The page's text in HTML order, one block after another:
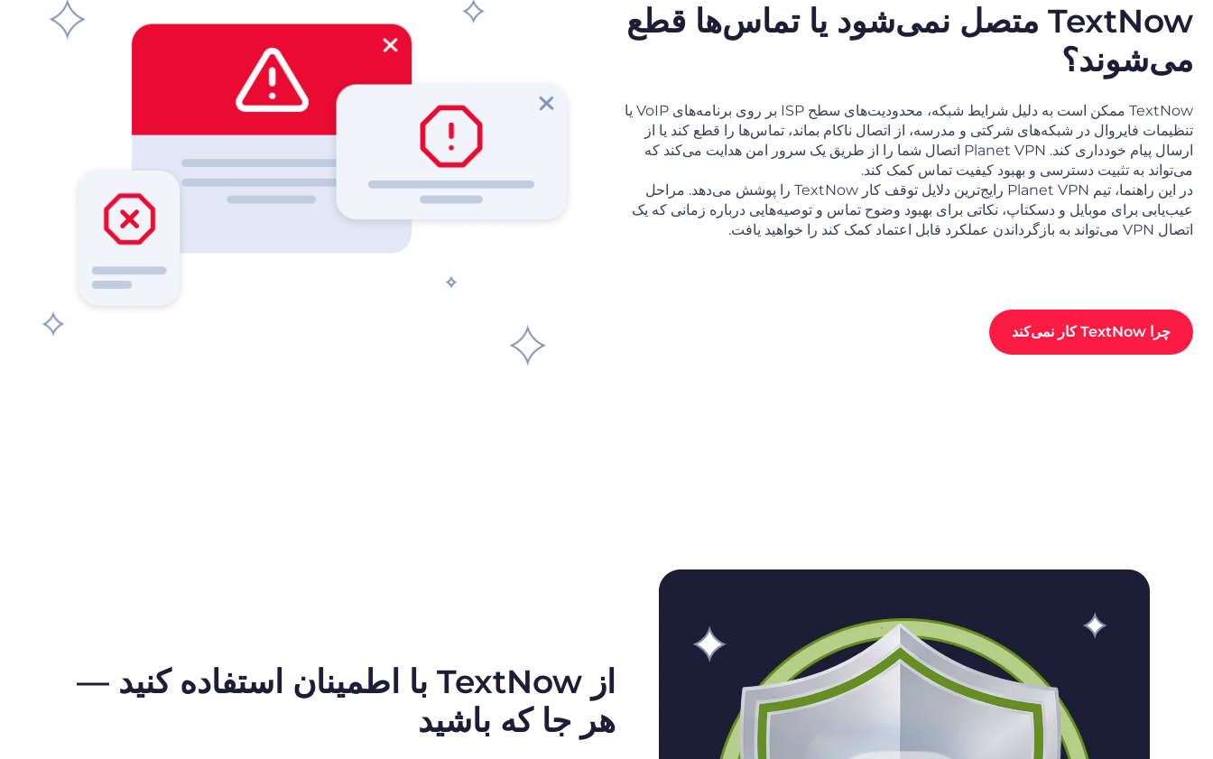
TextNow متصل نمی‌شود یا تماس‌ها قطع
می‌شوند؟
TextNow ممکن است به دلیل شرایط شبکه، محدودیت‌های سطح ISP بر روی برنامه‌های VoIP یا
تنظیمات فایروال در شبکه‌های شرکتی و مدرسه، از اتصال ناکام بماند، تماس‌ها را قطع کند یا از
ارسال پیام خودداری کند. Planet VPN اتصال شما را از طریق یک سرور امن هدایت می‌کند که
می‌تواند به تثبیت دسترسی و بهبود کیفیت تماس کمک کند.
در این راهنما، تیم Planet VPN رایج‌ترین دلایل توقف کار TextNow را پوشش می‌دهد. مراحل
عیب‌یابی برای موبایل و دسکتاپ، نکاتی برای بهبود وضوح تماس و توصیه‌هایی درباره زمانی که یک
اتصال VPN می‌تواند به بازگرداندن عملکرد قابل اعتماد کمک کند را خواهید یافت.
چرا TextNow کار نمی‌کند
از TextNow با اطمینان استفاده کنید —
هر جا که باشید